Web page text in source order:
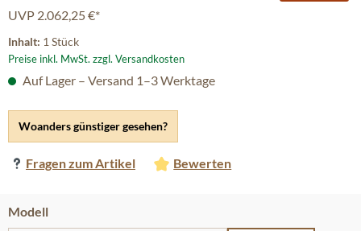
UVP 2.062,25 €*
Inhalt: 1 Stück
Preise inkl. MwSt. zzgl. Versandkosten
Woanders günstiger gesehen?
Fragen zum Artikel Bewerten
Auf Lager – Versand 1–3 Werktage
Modellauswählen